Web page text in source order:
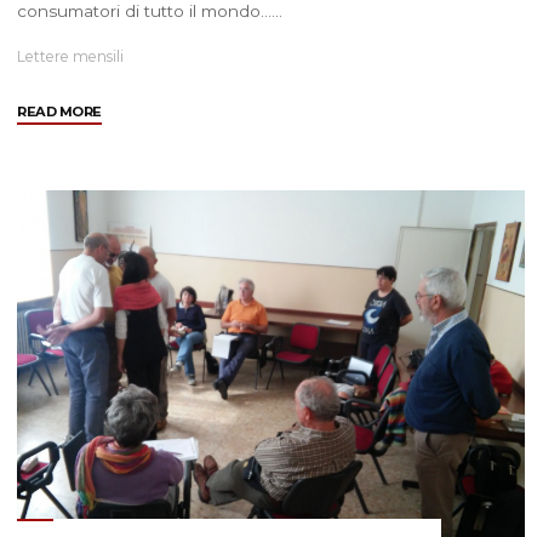
consumatori di tutto il mondo……
Lettere mensili
READ MORE"Lettera
2016"